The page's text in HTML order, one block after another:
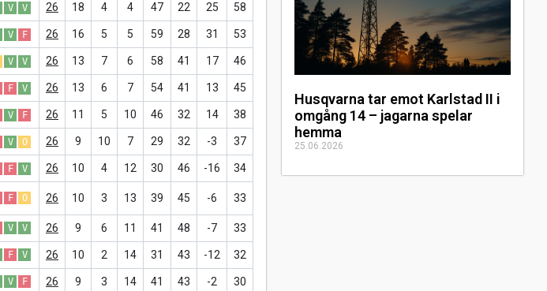
Husqvarna tar emot Karlstad II i
omgång 14 – jagarna spelar
hemma
25.06.2026
V V 26 18 4 4 47 22 25 58
V F 26 16 5 5 59 28 31 53
V V 26 13 7 6 58 41 17 46
F V 26 13 6 7 54 41 13 45
V F 26 11 5 10 46 32 14 38
V O 26 9 10 7 29 32 -3 37
F V 26 10 4 12 30 46 -16 34
F O 26 10 3 13 39 45 -6 33
V V 26 9 6 11 41 48 -7 33
F V 26 10 2 14 31 43 -12 32
V F 26 9 3 14 41 43 -2 30